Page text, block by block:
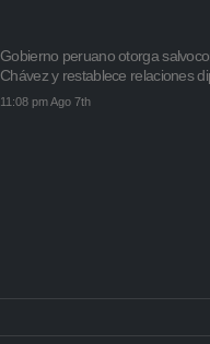
Gobierno peruano otorga
Chávez y restablece relaciones
11:08 pm Ago 7th